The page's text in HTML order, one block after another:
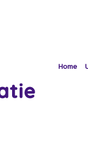
Home